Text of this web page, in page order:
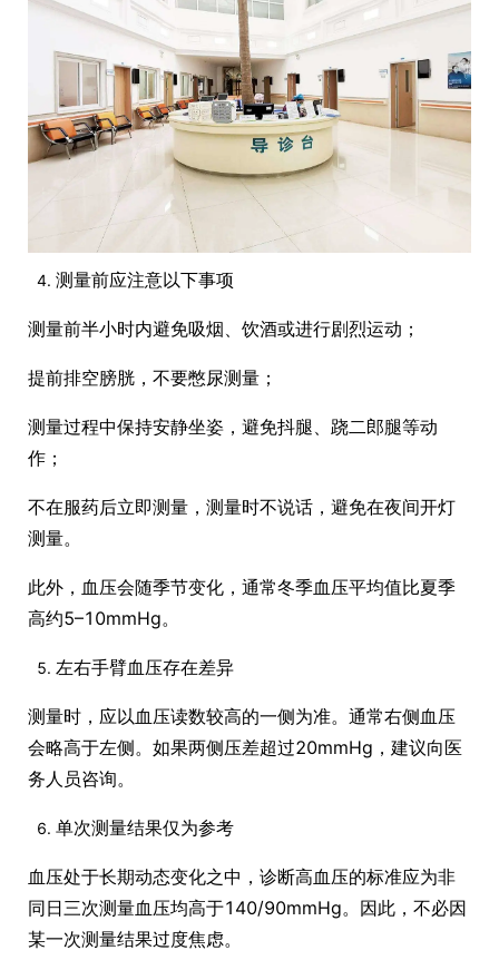
测量前应注意以下事项
测量前半小时内避免吸烟、饮酒或进行剧烈运动；
提前排空膀胱，不要憋尿测量；
测量过程中保持安静坐姿，避免抖腿、跷二郎腿等动
作；
不在服药后立即测量，测量时不说话，避免在夜间开灯
测量。
此外，血压会随季节变化，通常冬季血压平均值比夏季
高约5–10mmHg。
左右手臂血压存在差异
测量时，应以血压读数较高的一侧为准。通常右侧血压
会略高于左侧。如果两侧压差超过20mmHg，建议向医
务人员咨询。
单次测量结果仅为参考
血压处于长期动态变化之中，诊断高血压的标准应为非
同日三次测量血压均高于140/90mmHg。因此，不必因
某一次测量结果过度焦虑。